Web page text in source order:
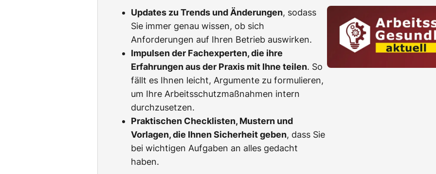
Updates zu Trends und Änderungen, sodass
Sie immer genau wissen, ob sich
Anforderungen auf Ihren Betrieb auswirken.
Impulsen der Fachexperten, die ihre
Erfahrungen aus der Praxis mit Ihne teilen. So
fällt es Ihnen leicht, Argumente zu formulieren,
um Ihre Arbeitsschutzmaßnahmen intern
durchzusetzen.
Praktischen Checklisten, Mustern und
Vorlagen, die Ihnen Sicherheit geben, dass Sie
bei wichtigen Aufgaben an alles gedacht
haben.